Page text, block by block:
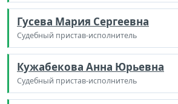
Гусева Мария Сергеевна
Судебный пристав-исполнитель
Кужабекова Анна Юрьевна
Судебный пристав-исполнитель